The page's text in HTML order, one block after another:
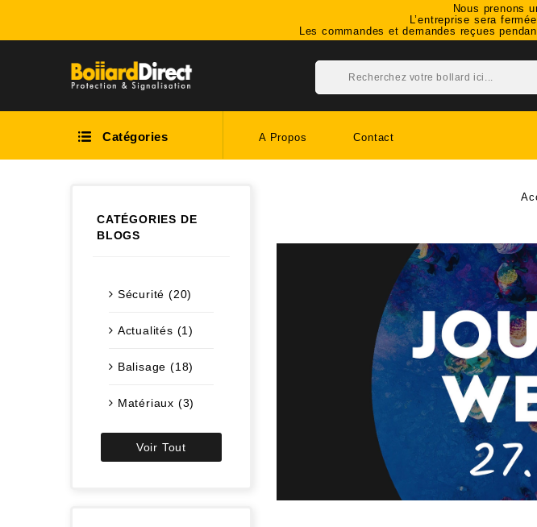
Nous prenons
L’entreprise sera
Les commandes et demandes reçues
Catégories A Propos Contact
CATÉGORIES DE
BLOGS
Sécurité (20)
Actualités (1)
Balisage (18)
Matériaux (3)
Voir Tout